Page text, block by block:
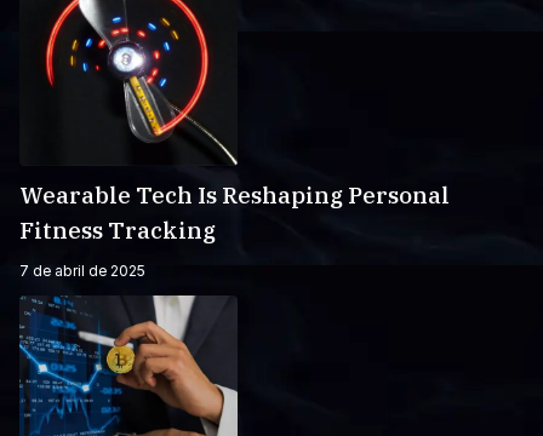
Wearable Tech Is Reshaping Personal
Fitness Tracking
7 de abril de 2025